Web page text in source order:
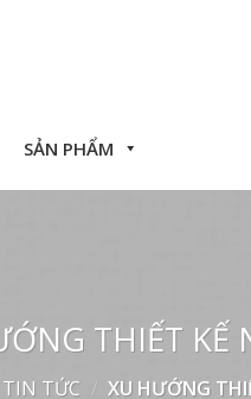
SẢN PHẨM
THIẾT
TIN TỨC / XU HƯỚNG